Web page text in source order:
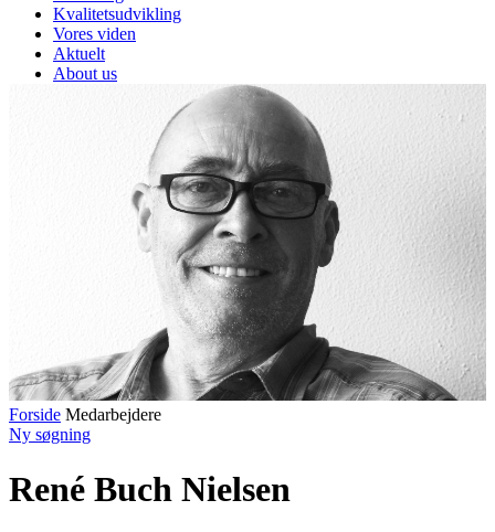
Kvalitetsudvikling
Vores viden
Aktuelt
About us
Forside Medarbejdere
Ny søgning
René Buch Nielsen